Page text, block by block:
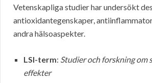
Vetenskapliga studier har undersökt
antioxidantegenskaper,
andra hälsoaspekter.
LSI-term: Studier och forskning om
effekter